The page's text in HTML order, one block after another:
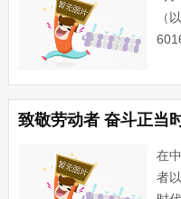
（
以“
彩
户
在
者